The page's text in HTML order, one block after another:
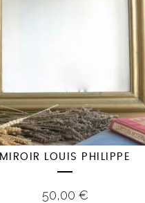
MIROIR LOUIS PHILIPPE
50,00 €